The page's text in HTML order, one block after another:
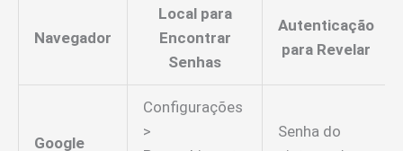
Navegador
Local para
Encontrar
Senhas
Autenticação
para Revelar
Google
Configurações
>
Senha do